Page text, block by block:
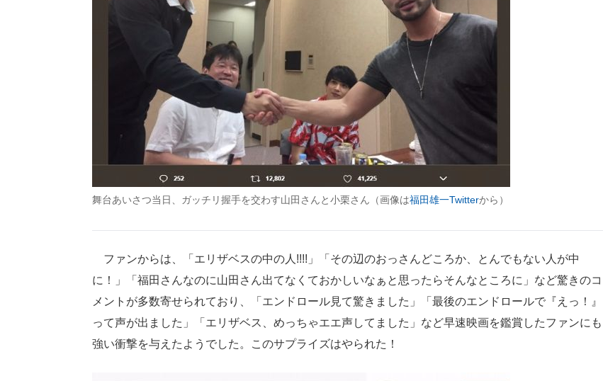
舞台あいさつ当日、ガッチリ握手を交わす山田さんと小栗さん（画像は福田雄一Twitterから）
ファンからは、「エリザベスの中の人!!!!」「その辺のおっさんどころか、とんでもない人が中
に！」「福田さんなのに山田さん出てなくておかしいなぁと思ったらそんなところに」など驚きのコ
メントが多数寄せられており、「エンドロール見て驚きました」「最後のエンドロールで『えっ！』
って声が出ました」「エリザベス、めっちゃエエ声してました」など早速映画を鑑賞したファンにも
強い衝撃を与えたようでした。このサプライズはやられた！